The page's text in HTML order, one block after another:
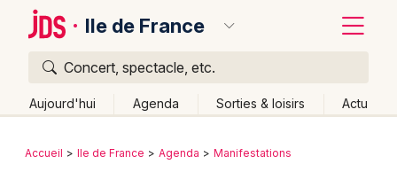
Ile de France
Concert, spectacle, etc.
Aujourd'hui Agenda Sorties & loisirs Actu
Publier un événement
Retour
Accueil Ile de France Agenda Manifestations
Quoi ?
Où ?